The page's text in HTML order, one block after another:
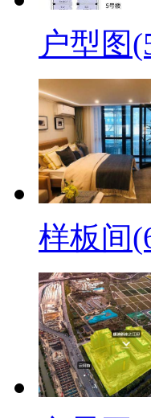
户型图
样板间